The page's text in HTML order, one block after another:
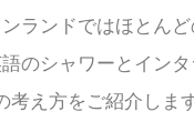
ランドではほとんど
のシャワーとイン
考え方をご紹介します